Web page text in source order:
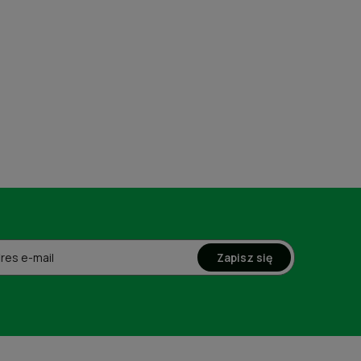
Zapisz się